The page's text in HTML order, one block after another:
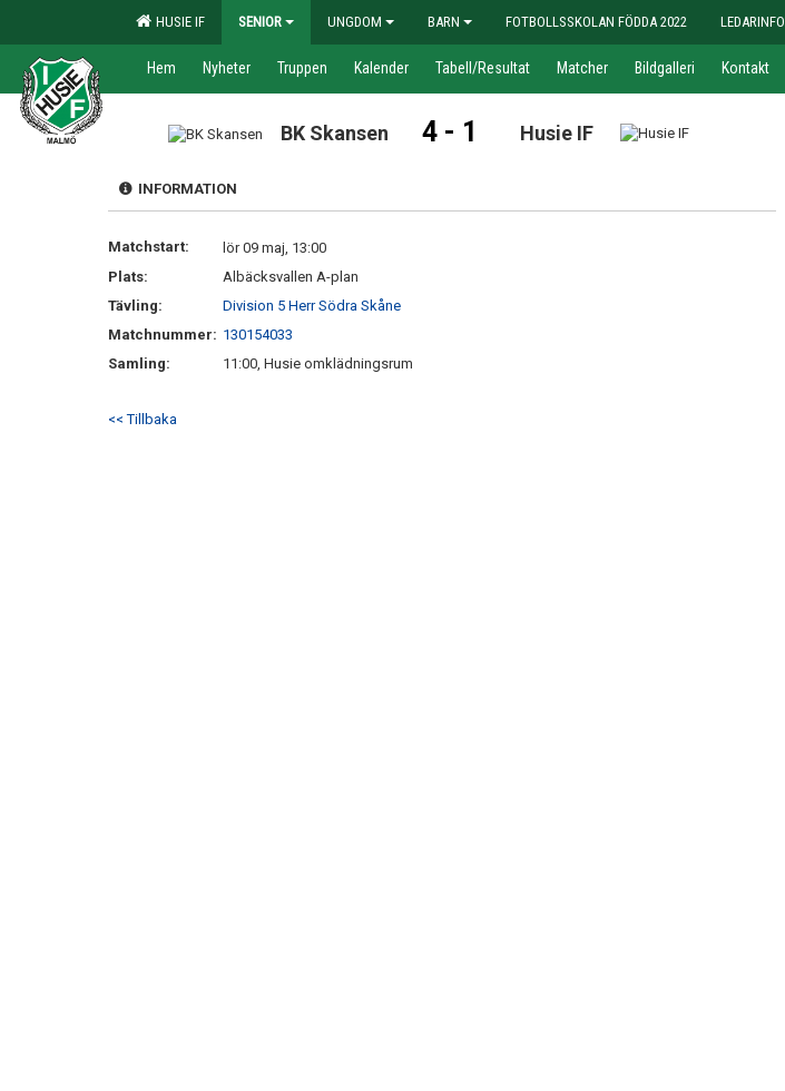
HUSIE IF SENIOR UNGDOM BARN FOTBOLLSSKOLAN FÖDDA 2022 LEDARINFO
Hem Nyheter Truppen Kalender Tabell/Resultat Matcher Bildgalleri Kontakt
BK Skansen 4 - 1 Husie IF
INFORMATION
Matchstart:
lör 09 maj, 13:00
Plats:
Albäcksvallen A-plan
Tävling:
Division 5 Herr Södra Skåne
Matchnummer: 130154033
Samling:
11:00, Husie omklädningsrum
<< Tillbaka